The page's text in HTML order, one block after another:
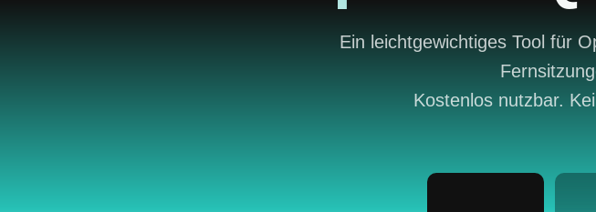
Ein leichtgewichtiges Tool für
Kostenlos nutzbar.